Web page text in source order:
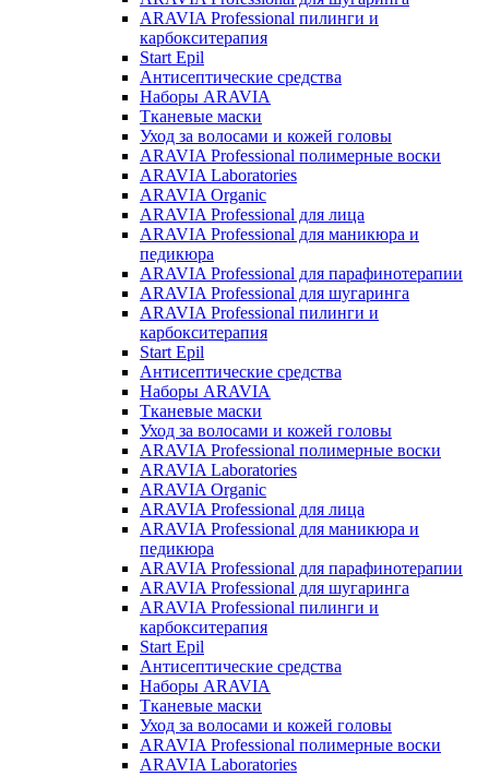
ARAVIA Professional пилинги и
карбокситерапия
Start Epil
Антисептические средства
Наборы ARAVIA
Тканевые маски
Уход за волосами и кожей головы
ARAVIA Professional полимерные воски
ARAVIA Laboratories
ARAVIA Organic
ARAVIA Professional для лица
ARAVIA Professional для маникюра и
педикюра
ARAVIA Professional для парафинотерапии
ARAVIA Professional для шугаринга
ARAVIA Professional пилинги и
карбокситерапия
Start Epil
Антисептические средства
Наборы ARAVIA
Тканевые маски
Уход за волосами и кожей головы
ARAVIA Professional полимерные воски
ARAVIA Laboratories
ARAVIA Organic
ARAVIA Professional для лица
ARAVIA Professional для маникюра и
педикюра
ARAVIA Professional для парафинотерапии
ARAVIA Professional для шугаринга
ARAVIA Professional пилинги и
карбокситерапия
Start Epil
Антисептические средства
Наборы ARAVIA
Тканевые маски
Уход за волосами и кожей головы
ARAVIA Professional полимерные воски
ARAVIA Laboratories